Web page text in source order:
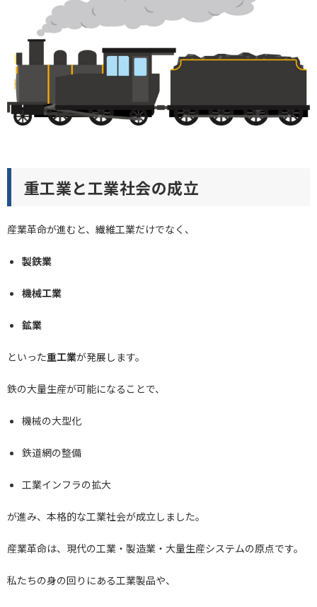
重工業と工業社会の成立
産業革命が進むと、繊維工業だけでなく、
製鉄業
機械工業
鉱業
といった重工業が発展します。
鉄の大量生産が可能になることで、
機械の大型化
鉄道網の整備
工業インフラの拡大
が進み、本格的な工業社会が成立しました。
産業革命は、現代の工業・製造業・大量生産システムの原点です。
私たちの身の回りにある工業製品や、